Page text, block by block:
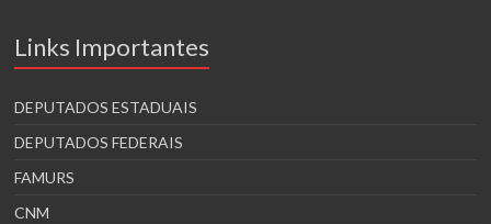
Links Importantes
DEPUTADOS ESTADUAIS
DEPUTADOS FEDERAIS
FAMURS
CNM